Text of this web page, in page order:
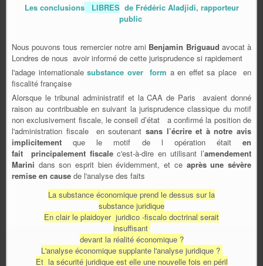
Les conclusionsLIBRESde Frédéric Aladjidi, rapporteur
public
Nous pouvons tous remercier notre ami Benjamin Briguaud avocat à
Londres de nous avoir informé de cette jurisprudence si rapidement
l'adage internationalesubstance over form a en effet sa place en
fiscalité française
Alorsque le tribunal administratif et la CAA de Paris avaient donné
raison au contribuable en suivant la jurisprudence classique du motif
non exclusivement fiscale, le conseil d’état
a confirmé la position de
l'administration fiscale en soutenant sans l’écrire et à notre avis
implicitement que le motif de l opération était en
fait principalement fiscalec'est-à-dire en utilisant l’amendement
Marini dans son esprit bien évidemment, et ceaprès une sévère
remise en cause de l'analyse des faits
La substance économique prend le dessus sur la
substance juridique
En clair le plaidoyer juridico -fiscalo doctrinal serait
insuffisant
devant la réalité économique ?
L'analyse économique supplante l'analyse juridique ?
Et la sécurité juridique est elle une nouvelle fois en péril